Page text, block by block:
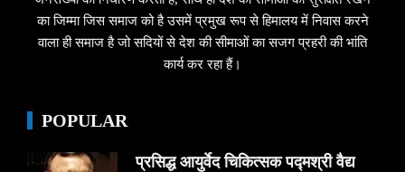
का जिम्मा जिस समाज को है उसमें प्रमुख रूप से हिमालय में निवास करने
वाला ही समाज है जो सदियों से देश की सीमाओं का सजग प्रहरी की भांति
कार्य कर रहा हैं।
POPULAR
प्रसिद्ध आयुर्वेद चिकित्सक पद्मश्री वैद्य